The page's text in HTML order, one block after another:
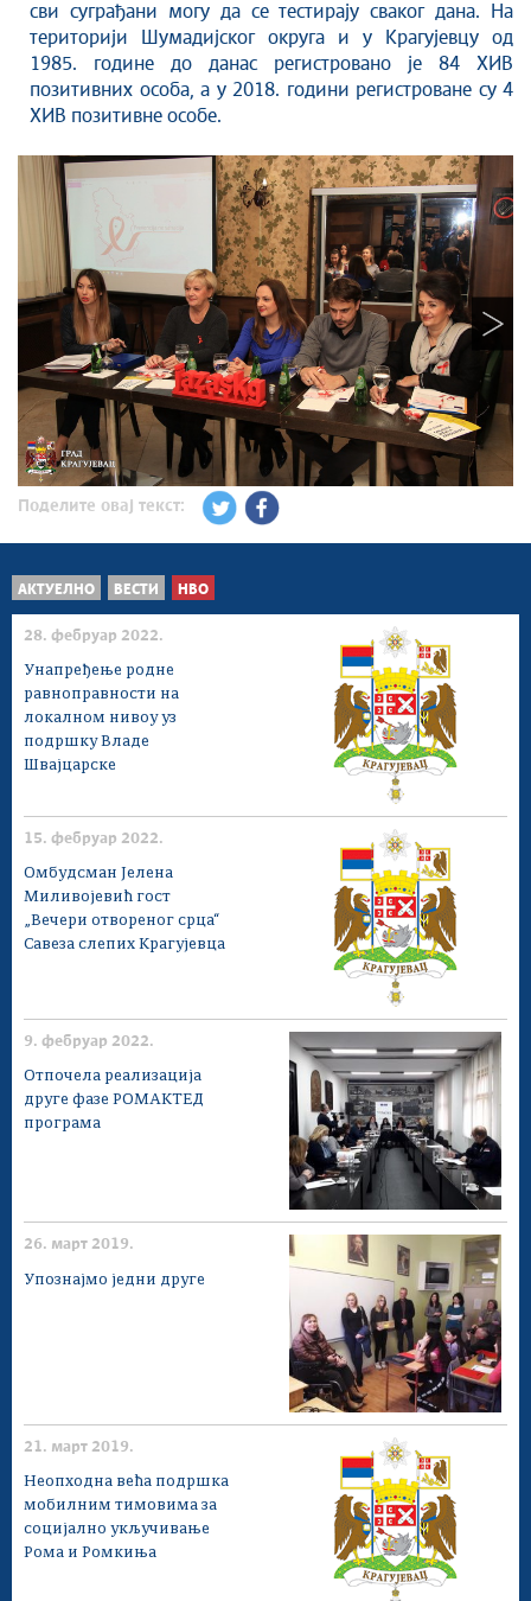
сви суграђани могу да се тестирају сваког дана. На
територији Шумадијског округа и у Крагујевцу од
1985. године до данас регистровано је 84 ХИВ
позитивних особа, а у 2018. години регистроване су 4
ХИВ позитивне особе.
Поделите овај текст:
АКТУЕЛНО ВЕСТИ НВО
28. фебруар 2022.
Унапређење родне
равноправности на
локалном нивоу уз
подршку Владе
Швајцарске
15. фебруар 2022.
Омбудсман Јелена
Миливојевић гост
„Вечери отвореног срца“
Савеза слепих Крагујевца
9. фебруар 2022.
Отпочела реализација
друге фазе РОМАКТЕД
програма
26. март 2019.
Упознајмо једни друге
21. март 2019.
Неопходна већа подршка
мобилним тимовима за
социјално укључивање
Рома и Ромкиња